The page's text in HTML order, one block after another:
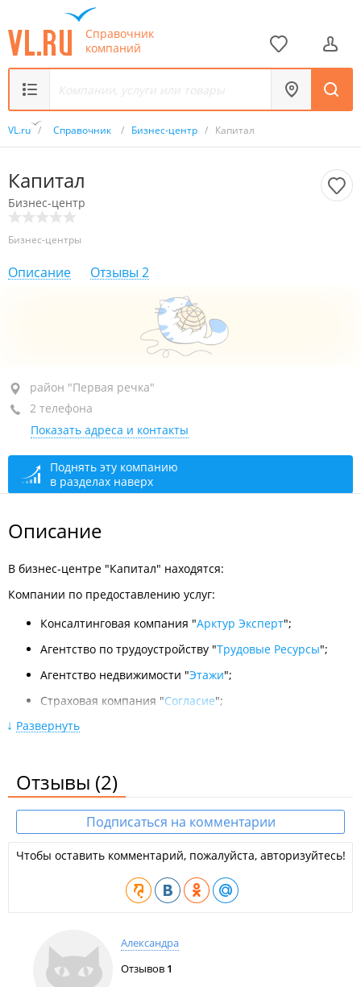
Справочник
компаний
VL.ru / Справочник / Бизнес-центр / Капитал
Капитал
Бизнес-центр
Бизнес-центры
Описание Отзывы 2
район "Первая речка", пр-т Океанский, 69
2-й этаж, оф. 201
+7 (423) 245-07-13
+7 (423) 245-04-38
Администрация сегодня закрыто
район "Первая речка"
2 телефона
Показать адреса и контакты
Поднять эту компанию
в разделах наверх
Описание
В бизнес-центре "Капитал" находятся:
Компании по предоставлению услуг:
Консалтинговая компания "Арктур Эксперт";
Агентство по трудоустройству "Трудовые Ресурсы";
Агентство недвижимости "Этажи";
Страховая компания "Согласие";
Юридическая компания "
поддержки мигрантов
Страховой брокер "Общий центр страхования";
Пенсионный фонд "Благосостояние";
Общественная организация "Консультационный
центр по вопросам миграции и межэтнических
экскурсий ";
Консалтинговая компания "
Развернуть
Отзывы (2)
Подписаться на комментарии
Чтобы оставить комментарий, пожалуйста, авторизуйтесь!
Александра
Отзывов 1